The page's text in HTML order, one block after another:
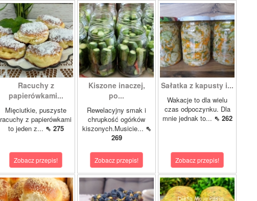
Racuchy z
papierówkami...
Mięciutkie, puszyste
racuchy z papierówkami
to jeden z... ⇖ 275
Zobacz przepis!
Kiszone inaczej,
po...
Rewelacyjny smak i
chrupkość ogórków
kiszonych.Musicie... ⇖
269
Zobacz przepis!
Sałatka z kapusty i...
Wakacje to dla wielu
czas odpoczynku. Dla
mnie jednak to... ⇖ 262
Zobacz przepis!